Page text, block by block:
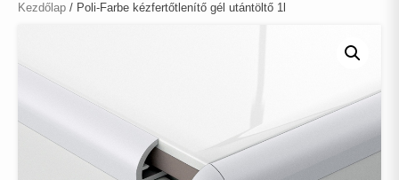
Kezdőlap / Poli-Farbe kézfertőtlenítő gél utántöltő 1l